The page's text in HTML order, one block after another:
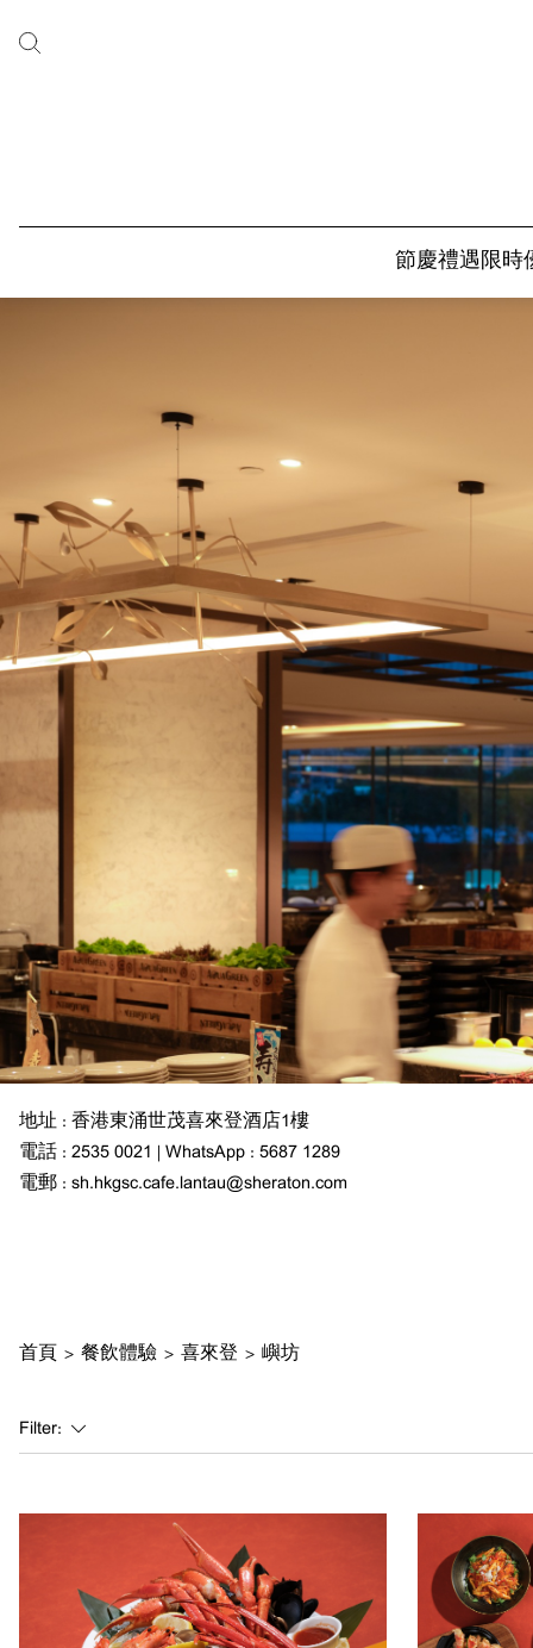
節慶禮遇限時
地址 : 香港東涌世茂喜來登酒店1樓
電話 : 2535 0021 | WhatsApp : 5687 1289
電郵 : sh.hkgsc.cafe.lantau@sheraton.com
首頁 > 餐飲體驗 > 喜來登 > 嶼坊
Filter: